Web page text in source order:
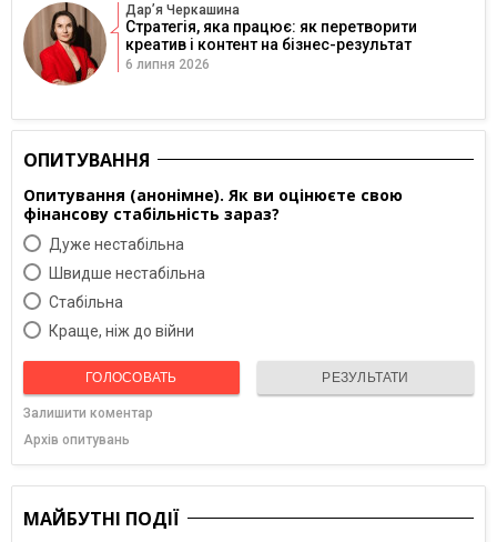
Дарʼя Черкашина
Стратегія, яка працює: як перетворити
креатив і контент на бізнес-результат
6 липня 2026
ОПИТУВАННЯ
Опитування (анонімне). Як ви оцінюєте свою
фінансову стабільність зараз?
Дуже нестабільна
Швидше нестабільна
Cтабільна
Краще, ніж до війни
ГОЛОСОВАТЬ РЕЗУЛЬТАТИ
Залишити коментар
Архів опитувань
МАЙБУТНІ ПОДІЇ